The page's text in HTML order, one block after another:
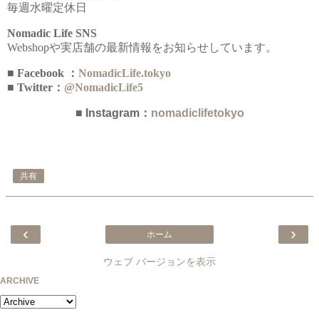
毎週水曜定休日
Nomadic Life SNS
Webshopや実店舗の最新情報をお知らせしています。
■ Facebook ： NomadicLife.tokyo
■ Twitter： @NomadicLife5
■ Instagram： nomadiclifetokyo
共有
‹ ›
ホーム
ウェブ バージョンを表示
ARCHIVE